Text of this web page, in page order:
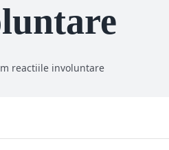
reactiile involuntare